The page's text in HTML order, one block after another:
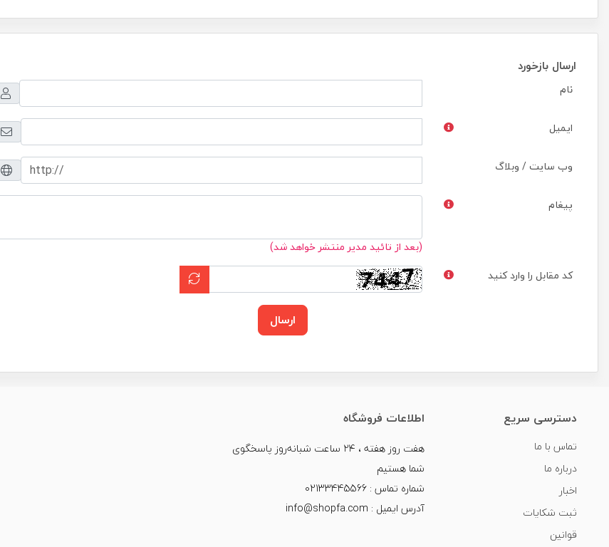
ارسال بازخورد
نام
ایمیل
وب سایت / وبلاگ
پیغام
(بعد از تائید مدیر منتشر خواهد شد)
کد مقابل را وارد کنید
ارسال
دسترسی سریع
تماس با ما
درباره ما
اخبار
ثبت شکایات
قوانین
اطلاعات فروشگاه
هفت روز هفته ، ۲۴ ساعت شبانه‌روز پاسخگوی
شما هستیم
شماره تماس : 02133445566
آدرس ایمیل : info@shopfa.com